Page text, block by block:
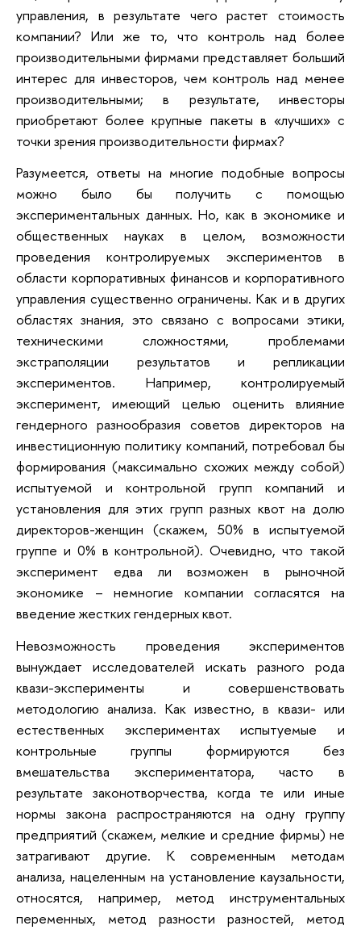
управления, в результате чего растет стоимость
компании? Или же то, что контроль над более
производительными фирмами представляет больший
интерес для инвесторов, чем контроль над менее
производительными; в результате, инвесторы
приобретают более крупные пакеты в «лучших» с
точки зрения производительности фирмах?
Разумеется, ответы на многие подобные вопросы
можно было бы получить с помощью
экспериментальных данных. Но, как в экономике и
общественных науках в целом, возможности
проведения контролируемых экспериментов в
области корпоративных финансов и корпоративного
управления существенно ограничены. Как и в других
областях знания, это связано с вопросами этики,
техническими сложностями, проблемами
экстраполяции результатов и репликации
экспериментов. Например, контролируемый
эксперимент, имеющий целью оценить влияние
гендерного разнообразия советов директоров на
инвестиционную политику компаний, потребовал бы
формирования (максимально схожих между собой)
испытуемой и контрольной групп компаний и
установления для этих групп разных квот на долю
директоров-женщин (скажем, 50% в испытуемой
группе и 0% в контрольной). Очевидно, что такой
эксперимент едва ли возможен в рыночной
экономике – немногие компании согласятся на
введение жестких гендерных квот.
Невозможность проведения экспериментов
вынуждает исследователей искать разного рода
квази-эксперименты и совершенствовать
методологию анализа. Как известно, в квази- или
естественных экспериментах испытуемые и
контрольные группы формируются без
вмешательства экспериментатора, часто в
результате законотворчества, когда те или иные
нормы закона распространяются на одну группу
предприятий (скажем, мелкие и средние фирмы) не
затрагивают другие. К современным методам
анализа, нацеленным на установление каузальности,
относятся, например, метод инструментальных
переменных, метод разности разностей, метод